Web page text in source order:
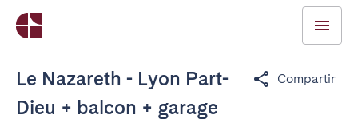
Le Nazareth - Lyon Part-
Dieu + balcon + garage
Compartir